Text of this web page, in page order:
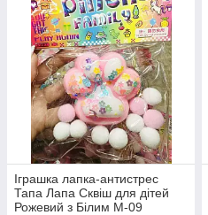
Іграшка лапка-антистрес
Тапа Лапа Сквіш для дітей
Рожевий з Білим М-09